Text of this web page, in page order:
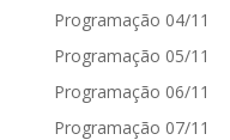
Programação 04/11
Programação 05/11
Programação 06/11
Programação 07/11